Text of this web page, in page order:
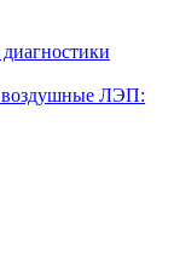
воздушные ЛЭП: